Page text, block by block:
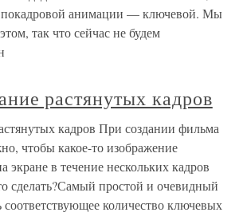
покадровой анимации — ключевой. Мы
так что сейчас не будем
растянутых кадров
кадров При создании фильма
чтобы какое-то изображение
экране в течение нескольких кадров
сделать?Самый простой и очевидный
количество ключевых